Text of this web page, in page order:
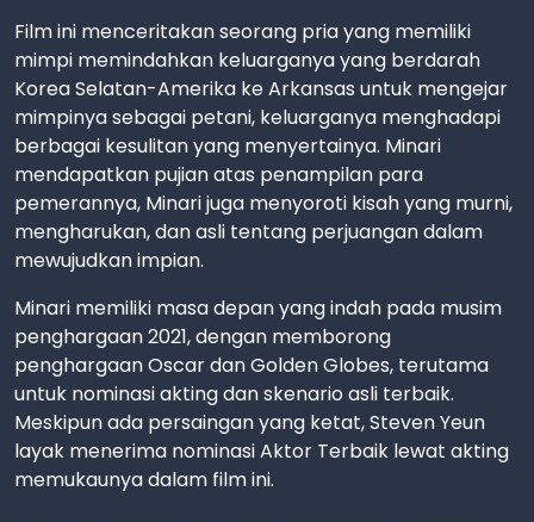
Film ini menceritakan seorang pria yang memiliki
mimpi memindahkan keluarganya yang berdarah
Korea Selatan-Amerika ke Arkansas untuk mengejar
mimpinya sebagai petani, keluarganya menghadapi
berbagai kesulitan yang menyertainya. Minari
mendapatkan pujian atas penampilan para
pemerannya, Minari juga menyoroti kisah yang murni,
mengharukan, dan asli tentang perjuangan dalam
mewujudkan impian.
Minari memiliki masa depan yang indah pada musim
penghargaan 2021, dengan memborong
penghargaan Oscar dan Golden Globes, terutama
untuk nominasi akting dan skenario asli terbaik.
Meskipun ada persaingan yang ketat, Steven Yeun
layak menerima nominasi Aktor Terbaik lewat akting
memukaunya dalam film ini.